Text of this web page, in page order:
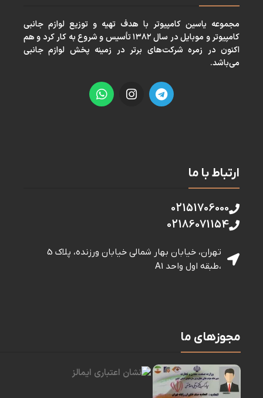
مجموعه ياسين كامپيوتر با هدف تهيه و توزيع لوازم جانبی
كامپيوتر و موبايل در سال ١٣٨٢ تأسيس و شروع به كار كرد و هم
اكنون در زمره شركت‌های برتر در زمينه پخش لوازم جانبی
می‌باشد.
ارتباط با ما
02151706000
02186071154
تهران، خیابان بهار شمالی خيابان ورزنده، پلاک 5
،طبقه اول واحد A1
مجوزهای ما